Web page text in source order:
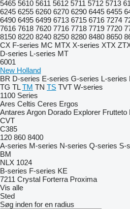
5465 5610 5611 5612 5711 5712 5713
6245 6255 6260 6270 6290 6445 6455
6490 6495 6499 6713 6715 6716 7274
7616 7618 7620 7716 7718 7719 7720
8150 8220 8240 8250 8280 8480 8650
CX F-series MC MTX X-series XTX
D-series L-series MT
6001
New Holland
BR D-series E-series G-series L-series
TG TL TM TN TS TVT W-series
1100 Series
Ares Celtis Ceres Ergos
Antares Argon Dorado Explorer Frutteto
CVT
C385
120 860 8400
A-series M-series N-series Q-series S-
BM
NLX 1024
B-series F-series KE
7211 Crystal Forterra Proxima
Vis alle
Sted
Søg inden for en radius